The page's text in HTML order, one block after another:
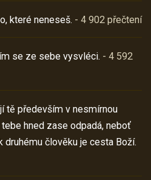
které neneseš. - 4 902 přečtení
se ze sebe vysvléci. - 4 592
tě především v nesmírnou
hned zase odpadá, neboť
člověku je cesta Boží.